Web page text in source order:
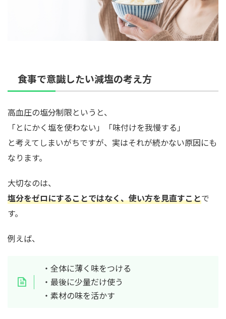
食事で意識したい減塩の考え方
高血圧の塩分制限というと、
「とにかく塩を使わない」「味付けを我慢する」
と考えてしまいがちですが、実はそれが続かない原因にも
なります。
大切なのは、
塩分をゼロにすることではなく、使い方を見直すことで
す。
例えば、
・全体に薄く味をつける
・最後に少量だけ使う
・素材の味を活かす